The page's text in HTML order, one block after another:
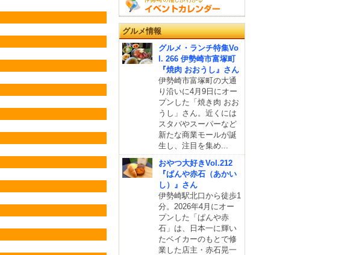
グルメ情報
グルメ・ランチ特集Vo
l. 266 伊勢崎市富塚町
『焼肉 おおうし』さん
伊勢崎市富塚町の大通
り沿いに4月9日にオー
プンした「焼き肉 おお
うし」さん。近くには
スタバやスーパーなど
新たな商業モールが誕
生し、注目を集め...
おやつ大好きVol.212
『ぱんや赤石（あかい
し）』さん
伊勢崎駅北口から徒歩1
分。2026年4月にオー
プンした「ぱんや赤
石」は、日本一に輝い
たベイカーのもとで修
業した店主・赤石晃一